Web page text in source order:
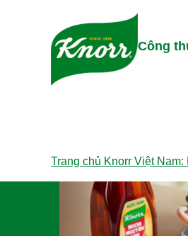
Skip to:
Công
Trang chủ Knorr Việt